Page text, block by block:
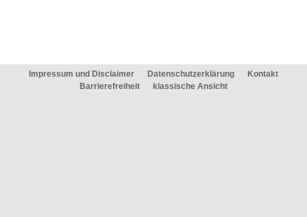
Impressum und Disclaimer Datenschutzerklärung
Kontakt
Barrierefreiheit
klassische Ansicht